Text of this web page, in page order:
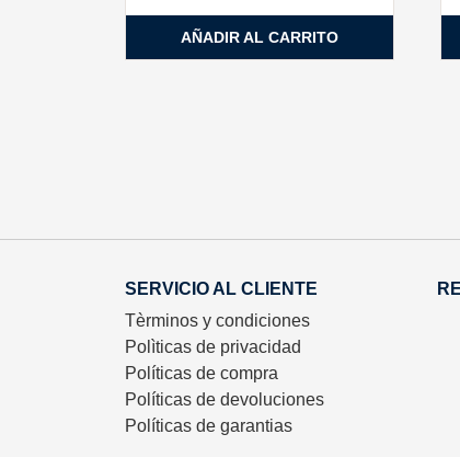
AÑADIR AL CARRITO
SERVICIO AL CLIENTE
Tèrminos y condiciones
Polìticas de privacidad
Políticas de compra
Políticas de devoluciones
Políticas de garantias